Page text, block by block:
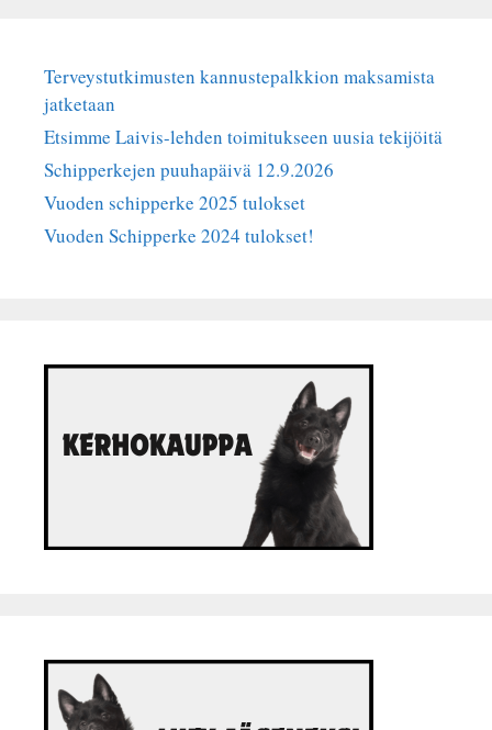
Terveystutkimusten kannustepalkkion maksamista
jatketaan
Etsimme Laivis-lehden toimitukseen uusia tekijöitä
Schipperkejen puuhapäivä 12.9.2026
Vuoden schipperke 2025 tulokset
Vuoden Schipperke 2024 tulokset!